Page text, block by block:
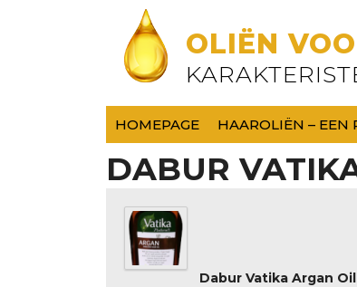
OLIËN
HOMEPAGE HAAROLIËN – EEN
DABUR
Dabur Vatika Argan Oil